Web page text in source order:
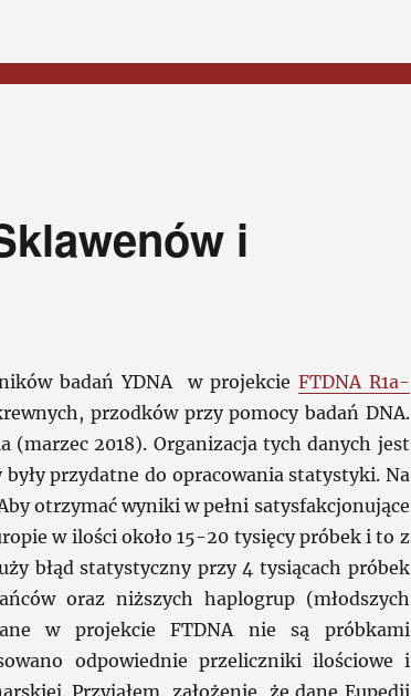
i
badań YDNA w projekcie FTDNA R1a-
przodków przy pomocy badań DNA.
(marzec 2018). Organizacja tych danych jest
przydatne do opracowania statystyki. Na
otrzymać wyniki w pełni satysfakcjonujące
w ilości około 15-20 tysięcy próbek i to z
błąd statystyczny przy 4 tysiącach próbek
oraz niższych haplogrup (młodszych
w projekcie FTDNA nie są próbkami
odpowiednie przeliczniki ilościowe i
Przyjąłem założenie, że dane Eupedii